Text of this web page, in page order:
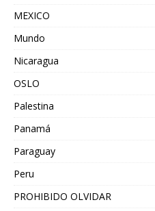
MEXICO
Mundo
Nicaragua
OSLO
Palestina
Panamá
Paraguay
Peru
PROHIBIDO OLVIDAR